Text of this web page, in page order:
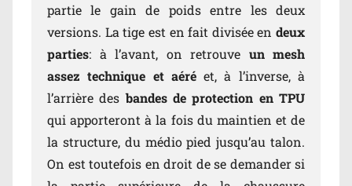
partie le gain de poids entre les deux
versions. La tige est en fait divisée en deux
parties: à l’avant, on retrouve un mesh
assez technique et aéréet, à l’inverse, à
l’arrière desbandes de protection en TPU
qui apporteront à la fois du maintien et de
la structure, du médio pied jusqu’au talon.
On est toutefois en droit de se demander si